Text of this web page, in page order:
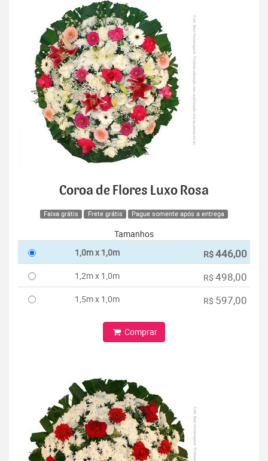
Coroa de Flores Luxo Rosa
Faixa grátis Frete grátis Pague somente após a entrega
Tamanhos
1,0m x 1,0m
R$446,00
1,2m x 1,0m R$ 498,00
1,5m x 1,0m R$ 597,00
Comprar